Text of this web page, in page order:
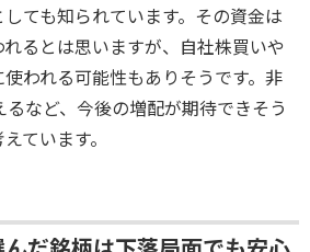
ても知られています。その資金は
るとは思いますが、自社株買いや
われる可能性もありそうです。非
など、今後の増配が期待できそう
ています。